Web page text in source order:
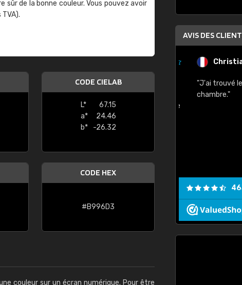
sûr de la bonne couleur. Vous pouvez avoir
TVA).
CODE CIELAB
L*
67.15
a*
24.46
b*
-26.32
CODE HEX
#B996D3
couleur sur un écran numérique. Pour être
AVIS DES
"Le site ne permet pas de voir clairement quels
sont les produits disponibles. Il y a plusieurs
palettes de couleurs: Classic, Design, etc. On ne
comprend pas qui est quoi. La livraison s'est
bien passé et le produit reçu me convient."
Christian
"J'ai trouvé le
chambre."